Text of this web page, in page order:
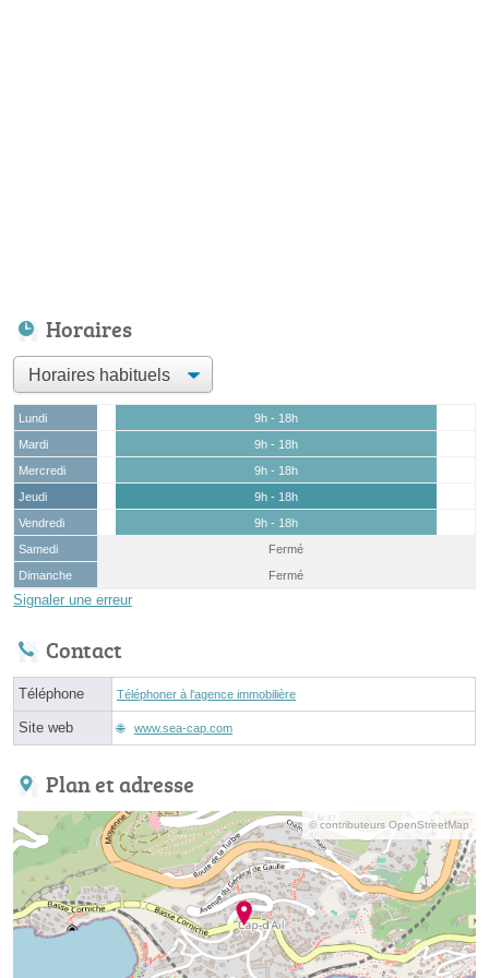
Horaires
Lundi
9h - 18h
Mardi
9h - 18h
Mercredi
9h - 18h
Jeudi
9h - 18h
Vendredi
9h - 18h
Samedi
Fermé
Dimanche
Fermé
Signaler une erreur
Contact
Téléphone Téléphoner à l'agence immobilière
Site web www.sea-cap.com
Plan et adresse
© contributeurs OpenStreetMap